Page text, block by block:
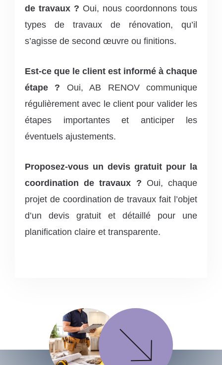
de travaux ? Oui, nous coordonnons tous
types de travaux de rénovation, qu’il
s’agisse de second œuvre ou finitions.
Est-ce que le client est informé à chaque
étape ? Oui, AB RENOV communique
régulièrement avec le client pour valider les
étapes importantes et anticiper les
éventuels ajustements.
Proposez-vous un devis gratuit pour la
coordination de travaux ? Oui, chaque
projet de coordination de travaux fait l’objet
d’un devis gratuit et détaillé pour une
planification claire et transparente.